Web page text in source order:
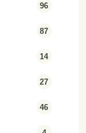
96
87
14
27
46